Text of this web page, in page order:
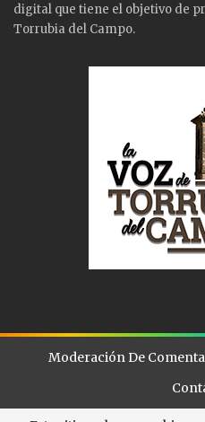
digital que tiene el objetivo de
Torrubia del Campo.
Moderación De